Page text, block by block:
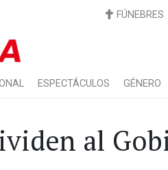
FÚNEBRES
ESPECTÁCULOS GÉNERO
al